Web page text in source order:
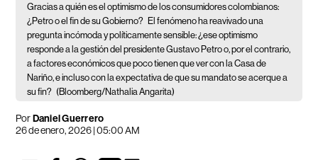
Gracias a quién es el optimismo de los consumidores colombianos:
¿Petro o el fin de su Gobierno? El fenómeno ha reavivado una
pregunta incómoda y políticamente sensible: ¿ese optimismo
responde a la gestión del presidente Gustavo Petro o, por el contrario,
a factores económicos que poco tienen que ver con la Casa de
Nariño, e incluso con la expectativa de que su mandato se acerque a
su fin? (Bloomberg/Nathalia Angarita)
PorDaniel Guerrero
26 de enero, 2026 | 05:00 AM